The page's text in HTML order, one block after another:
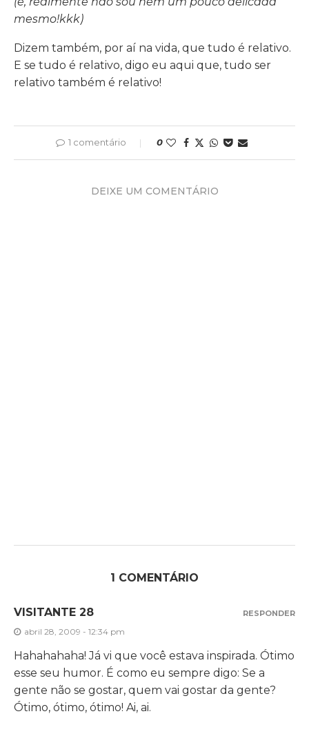
mesmo!kkk)
Dizem também, por aí na vida, que tudo é relativo.
E se tudo é relativo, digo eu aqui que, tudo ser
relativo também é relativo!
1 comentário 0
DEIXE UM COMENTÁRIO
1 COMENTÁRIO
VISITANTE 28
abril 28, 2009 - 12:34 pm
Hahahahaha! Já vi que você estava inspirada. Ótimo
esse seu humor. É como eu sempre digo: Se a
gente não se gostar, quem vai gostar da gente?
Ótimo, ótimo, ótimo! Ai, ai.
RESPONDER